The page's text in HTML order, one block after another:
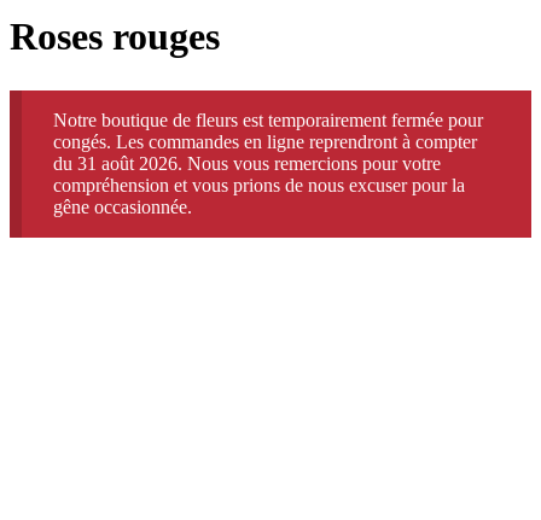
Roses rouges
Notre boutique de fleurs est temporairement fermée pour
congés. Les commandes en ligne reprendront à compter
du 31 août 2026. Nous vous remercions pour votre
compréhension et vous prions de nous excuser pour la
gêne occasionnée.